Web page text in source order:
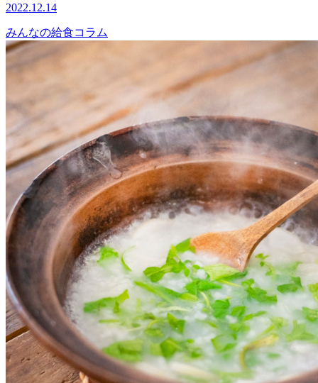
2022.12.14
みんなの給食コラム